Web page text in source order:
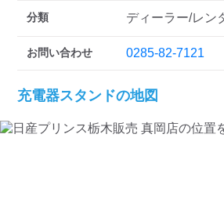
分類 ディーラー/レン
お問い合わせ 0285-82-7121
充電器スタンドの地図